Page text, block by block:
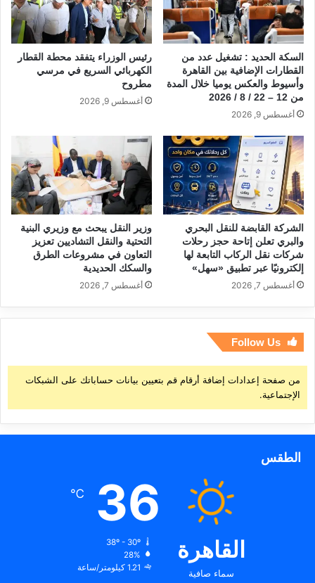
السكة الحديد : تشغيل عدد من
القطارات الإضافية بين القاهرة
وأسيوط والعكس يوميا خلال المدة
من 12 – 22 / 8 / 2026
أغسطس 9, 2026
رئيس الوزراء يتفقد محطة القطار
الكهربائي السريع في مرسي
مطروح
أغسطس 9, 2026
الشركة القابضة للنقل البحري
والبري تعلن إتاحة حجز رحلات
شركات نقل الركاب التابعة لها
إلكترونيًا عبر تطبيق «سهل»
أغسطس 7, 2026
وزير النقل يبحث مع وزيري البنية
التحتية والنقل التشاديين تعزيز
التعاون في مشروعات الطرق
والسكك الحديدية
أغسطس 7, 2026
Follow Us
من صفحة إعدادات إضافة أرقام قم بتعيين بيانات حساباتك على الشبكات
الإجتماعية.
الطقس
القاهرة
سماء صافية
36
℃
38º - 30º
28%
1.21 كيلومتر/ساعة